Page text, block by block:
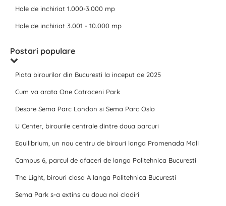
Hale de inchiriat 1.000-3.000 mp
Hale de inchiriat 3.001 - 10.000 mp
Postari populare
Piata birourilor din Bucuresti la inceput de 2025
Cum va arata One Cotroceni Park
Despre Sema Parc London si Sema Parc Oslo
U Center, birourile centrale dintre doua parcuri
Equilibrium, un nou centru de birouri langa Promenada Mall
Campus 6, parcul de afaceri de langa Politehnica Bucuresti
The Light, birouri clasa A langa Politehnica Bucuresti
Sema Park s-a extins cu doua noi cladiri